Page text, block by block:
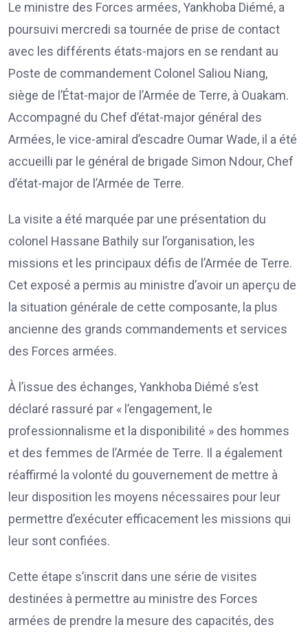
Le ministre des Forces armées, Yankhoba Diémé, a
poursuivi mercredi sa tournée de prise de contact
avec les différents états-majors en se rendant au
Poste de commandement Colonel Saliou Niang,
siège de l’État-major de l’Armée de Terre, à Ouakam.
Accompagné du Chef d’état-major général des
Armées, le vice-amiral d’escadre Oumar Wade, il a été
accueilli par le général de brigade Simon Ndour, Chef
d’état-major de l’Armée de Terre.
La visite a été marquée par une présentation du
colonel Hassane Bathily sur l’organisation, les
missions et les principaux défis de l’Armée de Terre.
Cet exposé a permis au ministre d’avoir un aperçu de
la situation générale de cette composante, la plus
ancienne des grands commandements et services
des Forces armées.
À l’issue des échanges, Yankhoba Diémé s’est
déclaré rassuré par « l’engagement, le
professionnalisme et la disponibilité » des hommes
et des femmes de l’Armée de Terre. Il a également
réaffirmé la volonté du gouvernement de mettre à
leur disposition les moyens nécessaires pour leur
permettre d’exécuter efficacement les missions qui
leur sont confiées.
Cette étape s’inscrit dans une série de visites
destinées à permettre au ministre des Forces
armées de prendre la mesure des capacités, des